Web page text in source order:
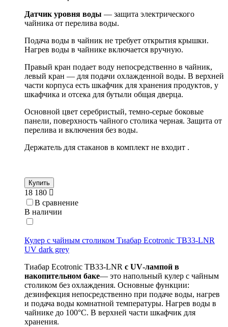
Датчик уровня воды — защита электрического
чайника от перелива воды.
Подача воды в чайник не требует открытия крышки.
Нагрев воды в чайнике включается вручную.
Правый кран подает воду непосредственно в чайник,
левый кран — для подачи охлажденной воды. В верхней
части корпуса есть шкафчик для хранения продуктов, у
шкафчика и отсека для бутыли общая дверца.
Основной цвет серебристый, темно-серые боковые
панели, поверхность чайного столика черная. Защита от
перелива и включения без воды.
Держатель для стаканов в комплект не входит .
Купить
18 180
В сравнение
В наличии
Кулер с чайным столиком Тиабар Ecotronic TB33-LNR
UV dark grey
Тиабар Ecotronic TB33-LNR с UV-лампой в
накопительном баке— это напольный кулер с чайным
столиком без охлаждения. Основные функции:
дезинфекция непосредственно при подаче воды, нагрев
и подача воды комнатной температуры. Нагрев воды в
чайнике до 100°С. В верхней части шкафчик для
хранения.